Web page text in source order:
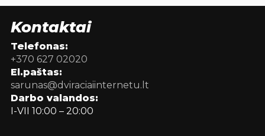
Kontaktai
Telefonas:
+370 627 02020
El.paštas:
sarunas@dviraciaiinternetu.lt
Darbo valandos:
I-VII 10:00 – 20:00